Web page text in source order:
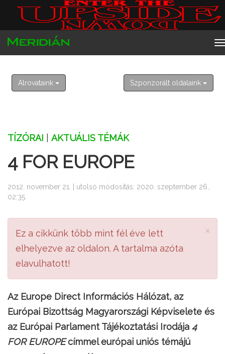
2026. augusztus 10.
Alrovataink Szponzorált oldalaink
TÍZÓRAI AKTUÁLIS TÉMÁK
4 FOR EUROPE
2012. november 21. | utolsó módosítás: 2020. szeptember 26.,
02:35
×
Ez a cikkünk több mint fél éve lett
elhelyezve az oldalon. A tartalma azóta
elavulhatott!
Az Europe Direct Információs Hálózat, az
Európai Bizottság Magyarországi Képviselete és
az Európai Parlament Tájékoztatási Irodája 4
FOR EUROPEcímmel európai uniós témájú